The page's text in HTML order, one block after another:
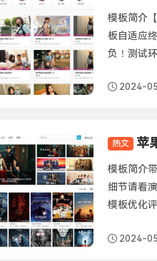
模板简介
板自适应
负！测试
2024-
苹果CMS模
热文 苹
模板简介
细节请看
模板优化
2024-